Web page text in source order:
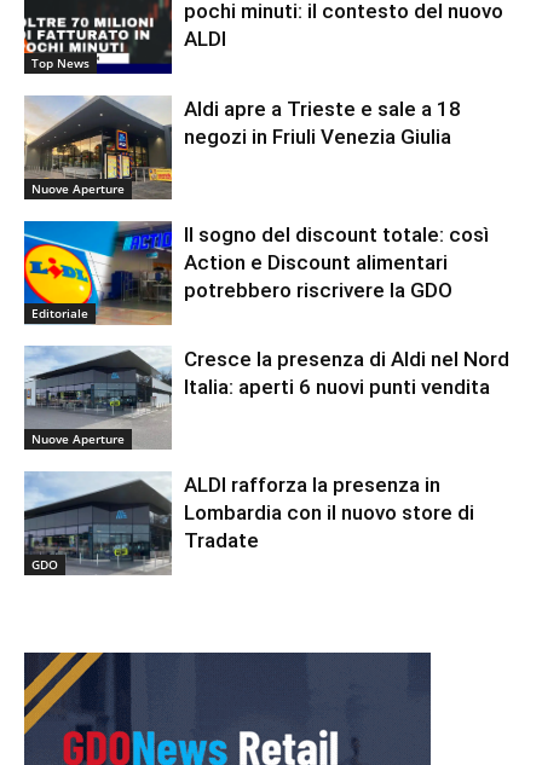
Top News
pochi minuti: il contesto del nuovo
ALDI
Nuove Aperture
Aldi apre a Trieste e sale a 18
negozi in Friuli Venezia Giulia
Editoriale
Il sogno del discount totale: così
Action e Discount alimentari
potrebbero riscrivere la GDO
Nuove Aperture
Cresce la presenza di Aldi nel Nord
Italia: aperti 6 nuovi punti vendita
GDO
ALDI rafforza la presenza in
Lombardia con il nuovo store di
Tradate